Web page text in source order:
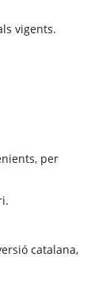
vigents.
per
catalana,